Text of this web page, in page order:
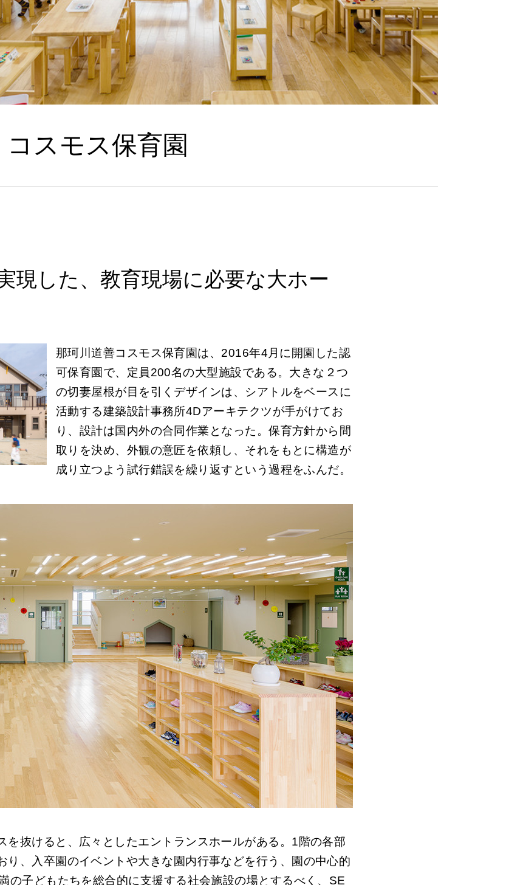
コスモス保育園
現した、教育現場に必要な大ホー
那珂川道善コスモス保育園は、2016年4月に開園した認
可保育園で、定員200名の大型施設である。大きな２つ
の切妻屋根が目を引くデザインは、シアトルをベースに
活動する建築設計事務所4Dアーキテクツが手がけてお
り、設計は国内外の合同作業となった。保育方針から間
取りを決め、外観の意匠を依頼し、それをもとに構造が
成り立つよう試行錯誤を繰り返すという過程をふんだ。
を抜けると、広々としたエントランスホールがある。1階の各部
り、入卒園のイベントや大きな園内行事などを行う、園の中心的
の子どもたちを総合的に支援する社会施設の場とするべく、SE